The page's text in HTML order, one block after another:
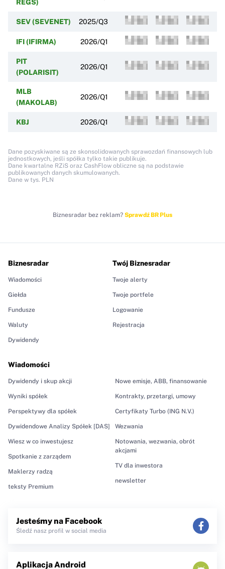
REGS)
SEV (SEVENET) 2025/Q3
IFI (IFIRMA) 2026/Q1
PIT
(POLARISIT)
2026/Q1
MLB
(MAKOLAB)
2026/Q1
KBJ 2026/Q1
Dane pozyskiwane są ze skonsolidowanych sprawozdań finansowych lub
jednostkowych, jeśli spółka tylko takie publikuje.
Dane kwartalne RZiS oraz CashFlow obliczne są na podstawie
publikowanych danych skumulowanych.
Dane w tys. PLN
Biznesradar bez reklam? Sprawdź BR Plus
Biznesradar
Wiadomości
Giełda
Fundusze
Waluty
Dywidendy
Wiadomości
Dywidendy i skup akcji
Wyniki spółek
Perspektywy dla spółek
Dywidendowe Analizy Spółek [DAS]
Wiesz w co inwestujesz
Spotkanie z zarządem
Maklerzy radzą
teksty Premium
Nowe emisje, ABB, finansowanie
Kontrakty, przetargi, umowy
Certyfikaty Turbo (ING N.V.)
Wezwania
Notowania, wezwania, obrót
akcjami
TV dla inwestora
newsletter
Twój Biznesradar
Twoje alerty
Twoje portfele
Logowanie
Rejestracja
Jesteśmy na Facebook
Śledź nasz profil w social media
Aplikacja Android